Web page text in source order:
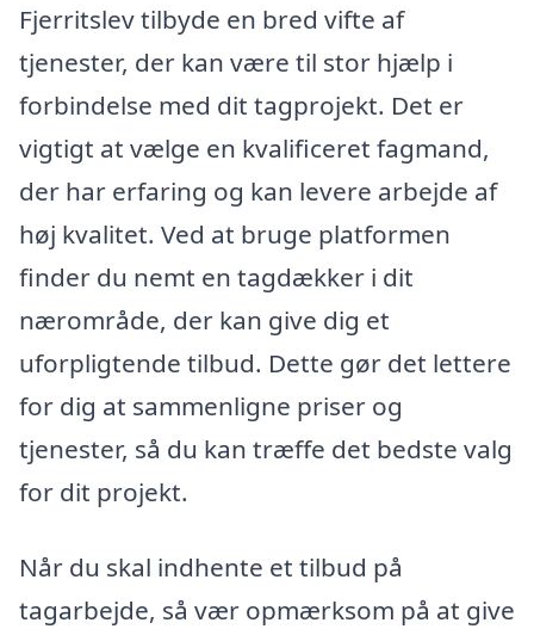
Fjerritslev tilbyde en bred vifte af
tjenester, der kan være til stor hjælp i
forbindelse med dit tagprojekt. Det er
vigtigt at vælge en kvalificeret fagmand,
der har erfaring og kan levere arbejde af
høj kvalitet. Ved at bruge platformen
finder du nemt en tagdækker i dit
nærområde, der kan give dig et
uforpligtende tilbud. Dette gør det lettere
for dig at sammenligne priser og
tjenester, så du kan træffe det bedste valg
for dit projekt.
Når du skal indhente et tilbud på
tagarbejde, så vær opmærksom på at give